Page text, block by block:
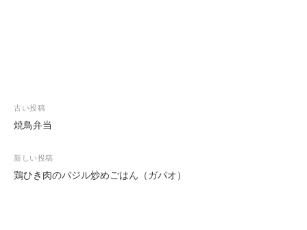
投
稿
ビ
ゲ
古い投稿
焼鳥弁当
新しい投稿
鶏ひき肉のバジル炒めごはん（ガパオ）